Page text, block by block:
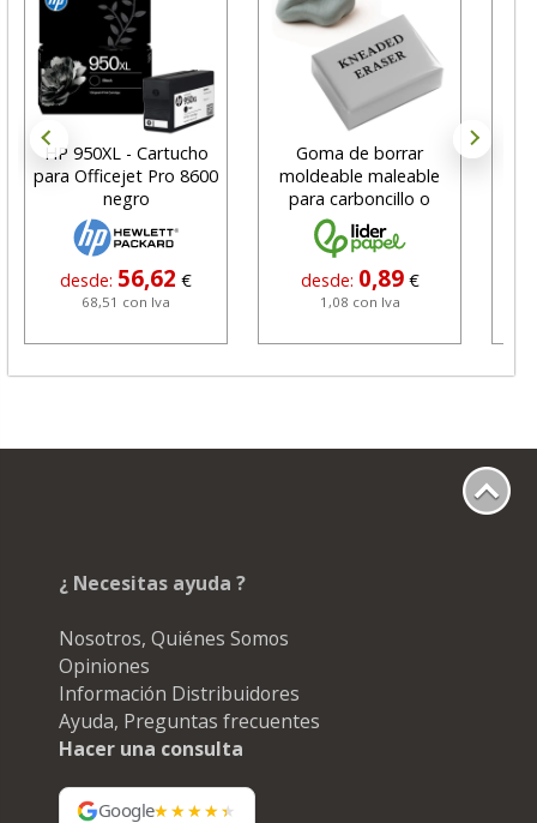
HP 950XL - Cartucho
para Officejet Pro 8600
negro
desde: 56,62 €
68,51 con Iva
Goma de borrar
moldeable maleable
para carboncillo o
grafito
desde: 0,89 €
1,08 con Iva
¿ Necesitas ayuda ?
Nosotros, Quiénes Somos
Opiniones
Información Distribuidores
Ayuda, Preguntas frecuentes
Hacer una consulta
Google